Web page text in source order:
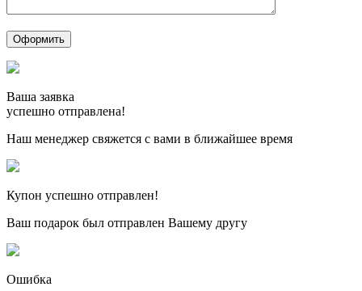
Ваша заявка
успешно отправлена!
Наш менеджер свяжется с вами в ближайшее время
Купон успешно отправлен!
Ваш подарок был отправлен Вашему другу
Ошибка